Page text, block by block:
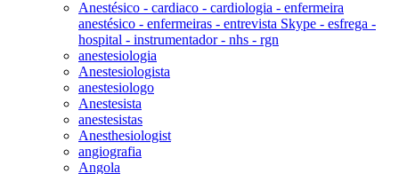
Anestésico - cardiaco - cardiologia - enfermeira
anestésico - enfermeiras - entrevista Skype - esfrega -
hospital - instrumentador - nhs - rgn
anestesiologia
Anestesiologista
anestesiologo
Anestesista
anestesistas
Anesthesiologist
angiografia
Angola